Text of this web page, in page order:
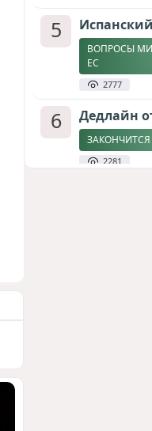
5
ВОПРОСЫ
ЕС
2777
6 Дедлайн
2281